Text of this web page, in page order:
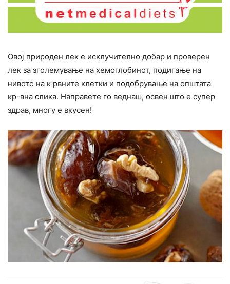
Овој природен лек е исклучително добар и проверен
лек за зголемување на хемоглобинот, подигање на
нивото на к рвните клетки и подобрување на општата
кр-вна слика. Направете го веднаш, освен што е супер
здрав, многу е вкусен!